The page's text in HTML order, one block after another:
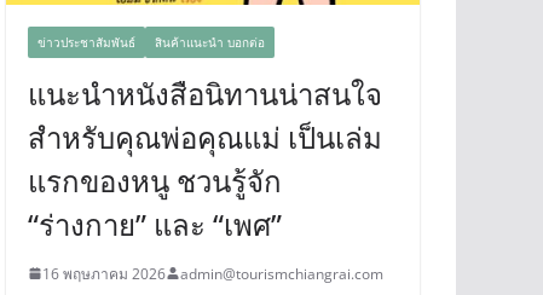
ข่าวประชาสัมพันธ์ สินค้าแนะนำ บอกต่อ
แนะนำหนังสือนิทานน่าสนใจ
สำหรับคุณพ่อคุณแม่ เป็นเล่ม
แรกของหนู ชวนรู้จัก
“ร่างกาย” และ “เพศ”
16 พฤษภาคม 2026 admin@tourismchiangrai.com